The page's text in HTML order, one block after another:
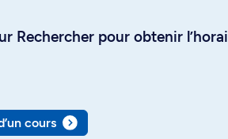
Rechercher pour obtenir
cours